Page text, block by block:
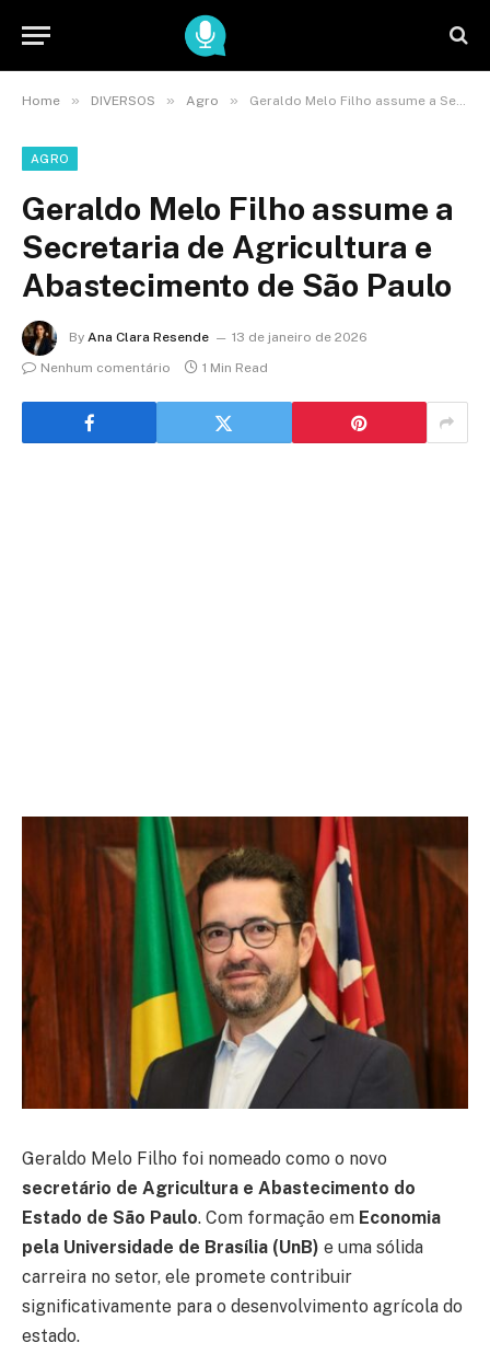
Home » DIVERSOS » Agro » Geraldo Melo Filho assume a Secretaria de Agricultura e Abastecimento de São Paulo
AGRO
Geraldo Melo Filho assume a
Secretaria de Agricultura e
Abastecimento de São Paulo
By Ana Clara Resende
13 de janeiro de 2026
Nenhum comentário
1 Min Read
Geraldo Melo Filho foi nomeado como o novo
secretário de Agricultura e Abastecimento do
Estado de São Paulo. Com formação em Economia
pela Universidade de Brasília (UnB) e uma sólida
carreira no setor, ele promete contribuir
significativamente para o desenvolvimento agrícola do
estado.